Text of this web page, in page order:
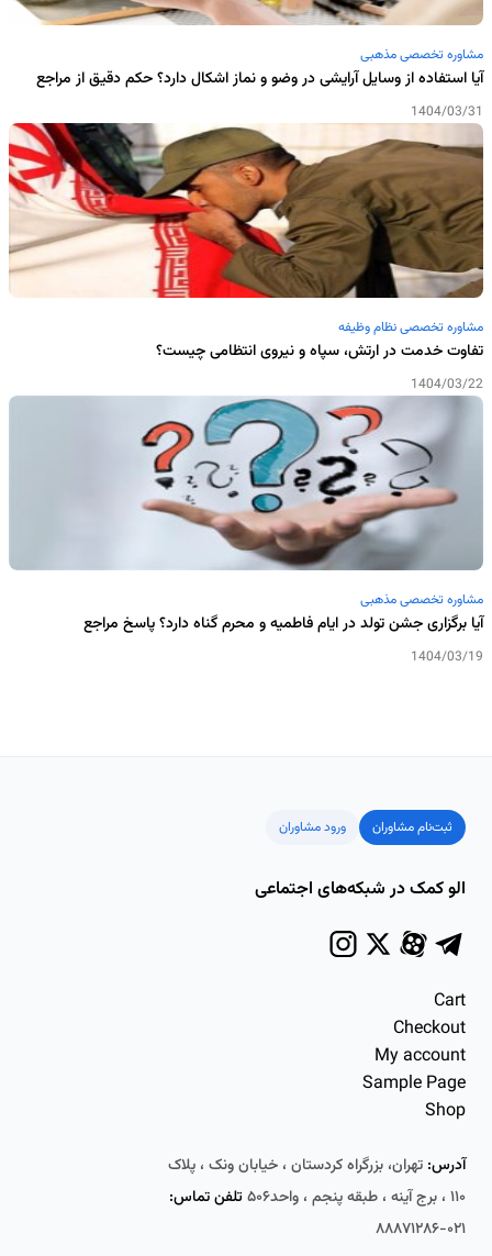
مشاوره تخصصی مذهبی
آیا استفاده از وسایل آرایشی در وضو و نماز اشکال دارد؟ حکم دقیق از مراجع
1404/03/31
مشاوره تخصصی نظام وظیفه
تفاوت خدمت در ارتش، سپاه و نیروی انتظامی چیست؟
1404/03/22
مشاوره تخصصی مذهبی
آیا برگزاری جشن تولد در ایام فاطمیه و محرم گناه دارد؟ پاسخ مراجع
1404/03/19
ثبت‌نام مشاوران ورود مشاوران
الو کمک در شبکه‌های اجتماعی
Cart
Checkout
My account
Sample Page
Shop
آدرس: تهران، بزرگراه کردستان ، خیابان ونک ، پلاک
۱۱۰ ، برج آینه ، طبقه پنجم ، واحد۵۰۶
تلفن تماس:
۰۲۱-۸۸۸۷۱۲۸۶